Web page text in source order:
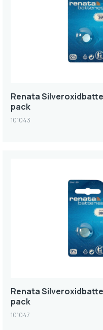
Renata
pack
101043
Renata
pack
101047